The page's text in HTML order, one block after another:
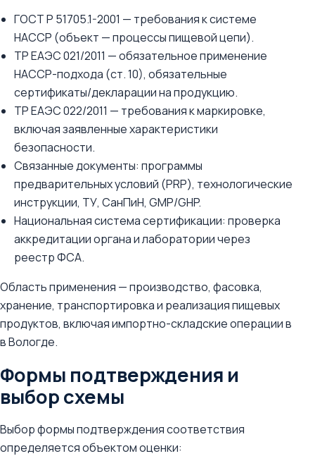
ГОСТ Р 51705.1-2001 — требования к системе
HACCP (объект — процессы пищевой цепи).
ТР ЕАЭС 021/2011 — обязательное применение
HACCP-подхода (ст. 10), обязательные
сертификаты/декларации на продукцию.
ТР ЕАЭС 022/2011 — требования к маркировке,
включая заявленные характеристики
безопасности.
Связанные документы: программы
предварительных условий (PRP), технологические
инструкции, ТУ, СанПиН, GMP/GHP.
Национальная система сертификации: проверка
аккредитации органа и лаборатории через
реестр ФСА.
Область применения — производство, фасовка,
хранение, транспортировка и реализация пищевых
продуктов, включая импортно-складские операции в
в Вологде.
Формы подтверждения и
выбор схемы
Выбор формы подтверждения соответствия
определяется объектом оценки: